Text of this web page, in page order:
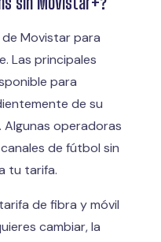
Movistar para
Las principales
para
de su
operadoras
de fútbol sin
tu tarifa.
de fibra y móvil
cambiar, la